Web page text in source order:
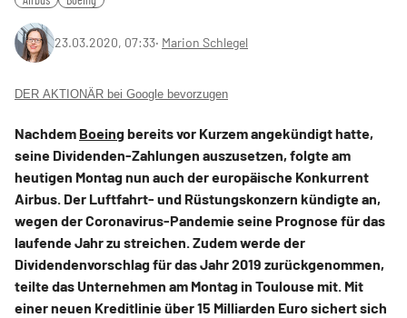
23.03.2020, 07:33‧ Marion Schlegel
DER AKTIONÄR bei Google bevorzugen
Nachdem Boeingbereits vor Kurzem angekündigt hatte,
seine Dividenden-Zahlungen auszusetzen, folgte am
heutigen Montag nun auch der europäische Konkurrent
Airbus. Der Luftfahrt- und Rüstungskonzern kündigte an,
wegen der Coronavirus-Pandemie seine Prognose für das
laufende Jahr zu streichen. Zudem werde der
Dividendenvorschlag für das Jahr 2019 zurückgenommen,
teilte das Unternehmen am Montag in Toulouse mit. Mit
einer neuen Kreditlinie über 15 Milliarden Euro sichert sich